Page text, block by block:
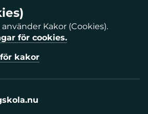
Kakor (Cookies).
för cookies.
kakor